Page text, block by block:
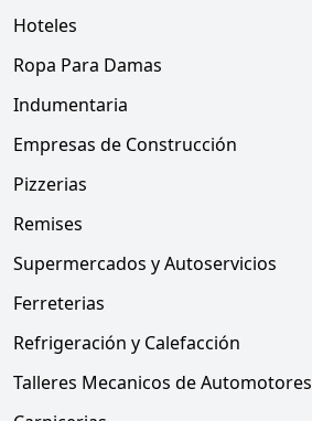
Hoteles
Ropa Para Damas
Indumentaria
Empresas de Construcción
Pizzerias
Remises
Supermercados y Autoservicios
Ferreterias
Refrigeración y Calefacción
Talleres Mecanicos de Automotores